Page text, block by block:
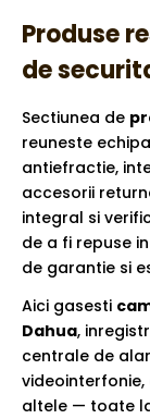
Produse
de
Sectiunea de
reuneste
antiefractie,
accesorii
integral si
de a fi repuse
de garantie si
Aici gasesti
Dahua,
centrale de
altele — toate